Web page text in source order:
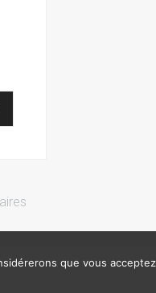
que vous